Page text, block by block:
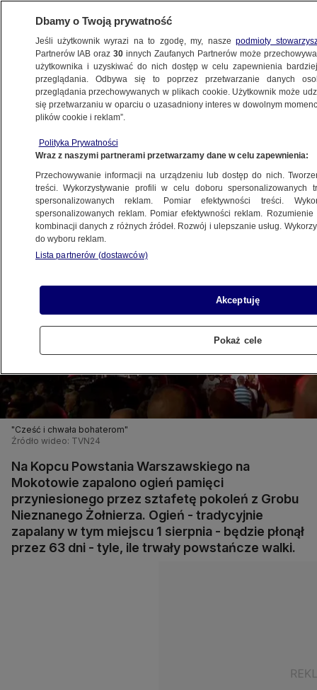
WARSZAWA
NAJNOWSZE
płonął 63 dni
1.08.2014, 22:00
Udostępnij
"Cześć i chwała bohaterom"
Źródło wideo: TVN24
Na Kopcu Powstania Warszawskiego na
Mokotowie zapalono ogień pamięci
przyniesionego przez sztafetę pokoleń z Grobu
Nieznanego Żołnierza. Ogień - tradycyjnie
zapalany w tym miejscu 1 sierpnia - będzie płonął
przez 63 dni - tyle, ile trwały powstańcze walki.
Dbamy o Twoją prywatność
Jeśli użytkownik wyrazi na to zgodę, my, naszepodmioty
Partnerów IAB oraz30 innych Zaufanych Partnerów może
użytkownika i uzyskiwać do nich dostęp w celu zapewnienia
przeglądania. Odbywa się to poprzez przetwarzanie danych
przeglądania przechowywanych w plikach cookie. Użytkownik może
się przetwarzaniu w oparciu o uzasadniony interes w dowolnym
plików cookie i reklam”.
Polityka Prywatności
Wraz z naszymi partnerami przetwarzamy dane w celu zapewnienia:
Przechowywanie informacji na urządzeniu lub dostęp do nich.
treści. Wykorzystywanie profili w celu doboru spersonalizowanych
spersonalizowanych reklam. Pomiar efektywności treści.
spersonalizowanych reklam. Pomiar efektywności reklam.
kombinacji danych z różnych źródeł. Rozwój i ulepszanie usług.
do wyboru reklam.
Lista partnerów (dostawców)
Akceptuję
Pokaż cele